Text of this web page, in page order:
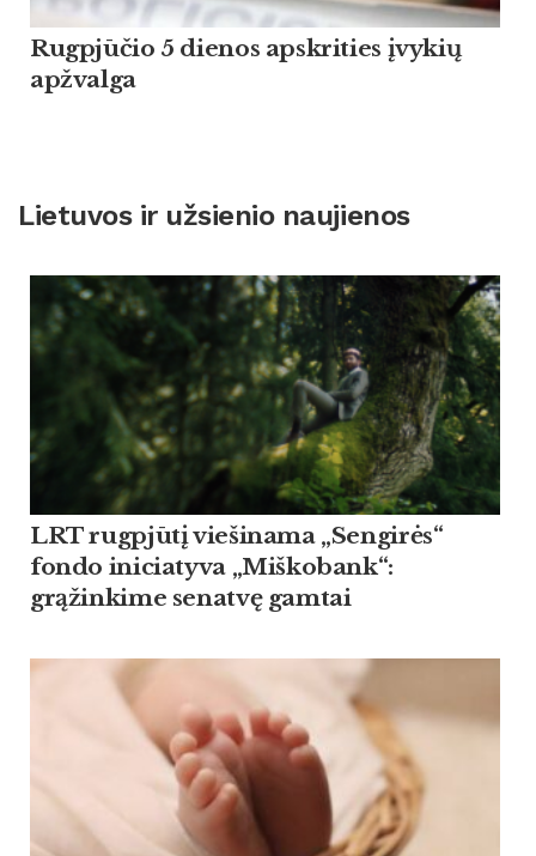
Rugpjūčio 5 dienos apskrities įvykių
apžvalga
Lietuvos ir užsienio naujienos
LRT rugpjūtį viešinama „Sengirės“
fondo iniciatyva „Miškobank“:
grąžinkime senatvę gamtai